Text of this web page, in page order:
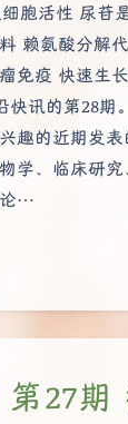
胞活性 尿苷
赖氨酸分解
免疫 快速生
快讯的第28期
趣的近期发
学、临床研
论…
27期